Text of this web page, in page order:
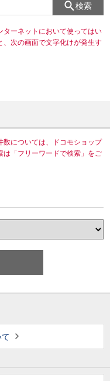
検索
ターネットにおいて使ってはい
、次の画面で文字化けが発生す
数については、ドコモショップ
は「フリーワードで検索」をご